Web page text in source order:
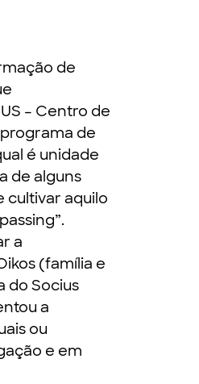
de
– Centro de
de
é unidade
de alguns
cultivar aquilo
a
(família e
do Socius
a
ou
e em